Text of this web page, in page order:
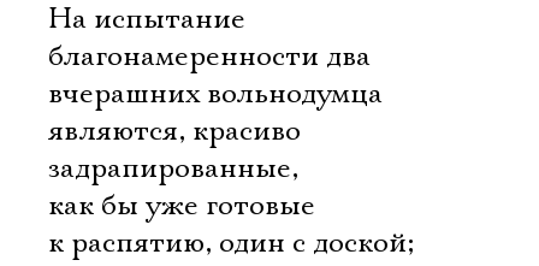
На испытание
благонамеренности два
вчерашних вольнодумца
являются, красиво
задрапированные,
как бы уже готовые
к распятию, один с доской;